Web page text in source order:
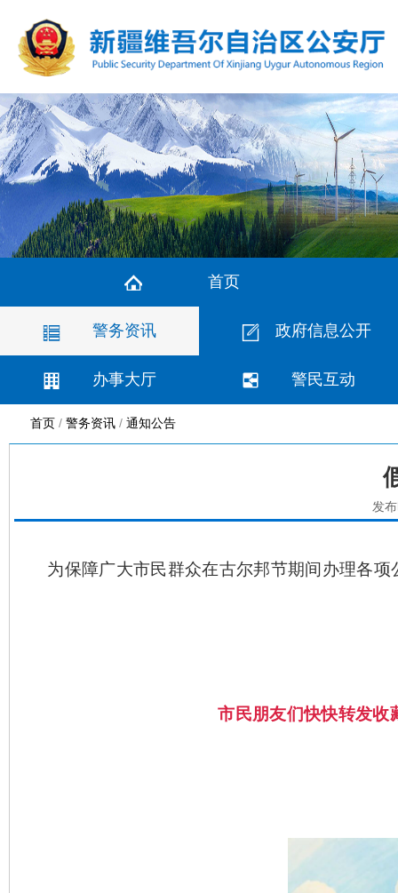
首页
警务资讯 政府信息公开
办事大厅 警民互动
首页 / 警务资讯 / 通知公告
发
为保障广大市民群众在古尔邦节期间办理各
市民朋友们快快转发收